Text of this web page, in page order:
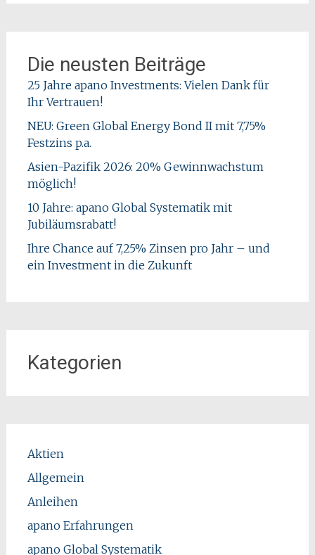
Die neusten Beiträge
25 Jahre apano Investments: Vielen Dank für
Ihr Vertrauen!
NEU: Green Global Energy Bond II mit 7,75%
Festzins p.a.
Asien-Pazifik 2026: 20% Gewinnwachstum
möglich!
10 Jahre: apano Global Systematik mit
Jubiläumsrabatt!
Ihre Chance auf 7,25% Zinsen pro Jahr – und
ein Investment in die Zukunft
Kategorien
Aktien
Allgemein
Anleihen
apano Erfahrungen
apano Global Systematik